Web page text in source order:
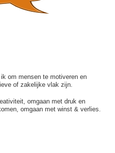
om mensen te motiveren en
of zakelijke vlak zijn.
omgaan met druk en
omgaan met winst & verlies.